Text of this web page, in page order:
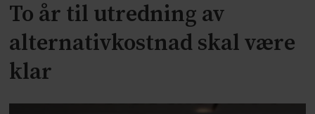
To år til utredning av
alternativkostnad skal være
klar